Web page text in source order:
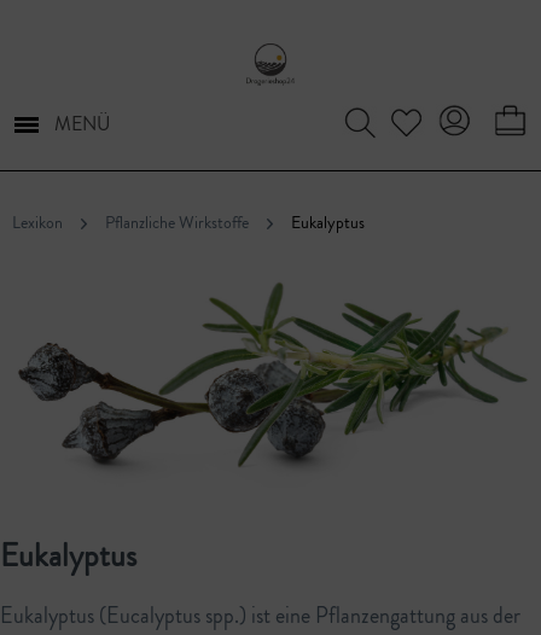
MENÜ
Lexikon Pflanzliche Wirkstoffe Eukalyptus
Eukalyptus
Eukalyptus (Eucalyptus spp.) ist eine Pflanzengattung aus der